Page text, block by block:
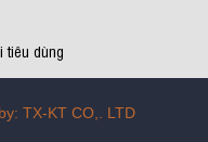
tiêu dùng
TX-KT CO,. LTD